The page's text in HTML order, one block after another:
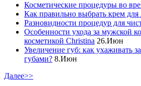
Косметические процедуры во
Как правильно выбрать крем для
Разновидности процедур для
Особенности ухода за мужской
косметикой Christina 26.Июн
Увеличение губ: как ухаживать
губами? 8.Июн
Далее>>